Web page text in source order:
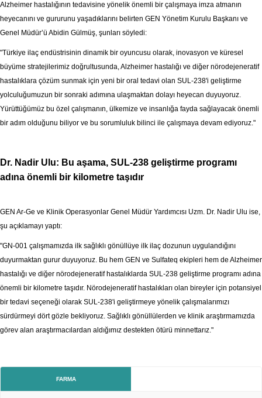
Alzheimer hastalığının tedavisine yönelik önemli bir çalışmaya imza atmanın
heyecanını ve gururunu yaşadıklarını belirten GEN Yönetim Kurulu Başkanı ve
Genel Müdür’ü Abidin Gülmüş, şunları söyledi:
"Türkiye ilaç endüstrisinin dinamik bir oyuncusu olarak, inovasyon ve küresel
büyüme stratejilerimiz doğrultusunda, Alzheimer hastalığı ve diğer nörodejeneratif
hastalıklara çözüm sunmak için yeni bir oral tedavi olan SUL-238'i geliştirme
yolculuğumuzun bir sonraki adımına ulaşmaktan dolayı heyecan duyuyoruz.
Yürüttüğümüz bu özel çalışmanın, ülkemize ve insanlığa fayda sağlayacak önemli
bir adım olduğunu biliyor ve bu sorumluluk bilinci ile çalışmaya devam ediyoruz."
Dr. Nadir Ulu: Bu aşama, SUL-238 geliştirme programı
adına önemli bir kilometre taşıdır
GEN Ar-Ge ve Klinik Operasyonlar Genel Müdür Yardımcısı Uzm. Dr. Nadir Ulu ise,
şu açıklamayı yaptı:
"GN-001 çalışmamızda ilk sağlıklı gönüllüye ilk ilaç dozunun uygulandığını
duyurmaktan gurur duyuyoruz. Bu hem GEN ve Sulfateq ekipleri hem de Alzheimer
hastalığı ve diğer nörodejeneratif hastalıklarda SUL-238 geliştirme programı adına
önemli bir kilometre taşıdır. Nörodejeneratif hastalıkları olan bireyler için potansiyel
bir tedavi seçeneği olarak SUL-238'i geliştirmeye yönelik çalışmalarımızı
sürdürmeyi dört gözle bekliyoruz. Sağlıklı gönüllülerden ve klinik araştırmamızda
görev alan araştırmacılardan aldığımız destekten ötürü minnettarız."
FARMA